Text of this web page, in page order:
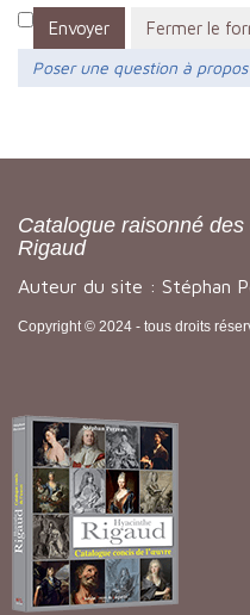
Envoyer
Fermer le
Poser une question à
Catalogue raisonné
Rigaud
Auteur du site : Stéphan
Copyright © 2024 - tous droits